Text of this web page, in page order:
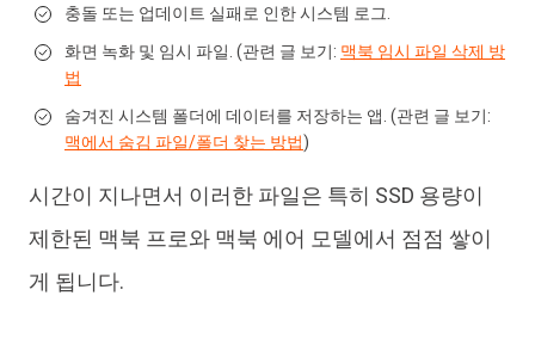
충돌 또는 업데이트 실패로 인한 시스템 로그.
화면 녹화 및 임시 파일. (관련 글 보기: 맥북 임시 파일 삭제 방
법
숨겨진 시스템 폴더에 데이터를 저장하는 앱. (관련 글 보기:
맥에서 숨김 파일/폴더 찾는 방법)
시간이 지나면서 이러한 파일은 특히 SSD 용량이
제한된 맥북 프로와 맥북 에어 모델에서 점점 쌓이
게 됩니다.